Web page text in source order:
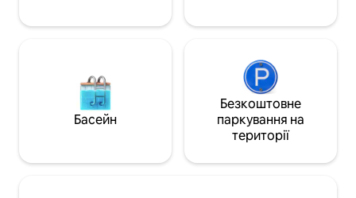
сімей.
(іспанською).
Басейн
Безкоштовне
паркування на
території